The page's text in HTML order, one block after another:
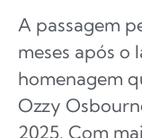
A passagem
meses após o
homenagem
Ozzy
2025. Com